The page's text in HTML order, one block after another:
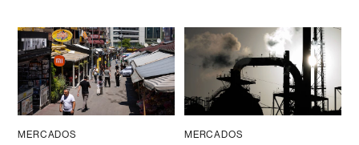
MERCADOS MERCADOS